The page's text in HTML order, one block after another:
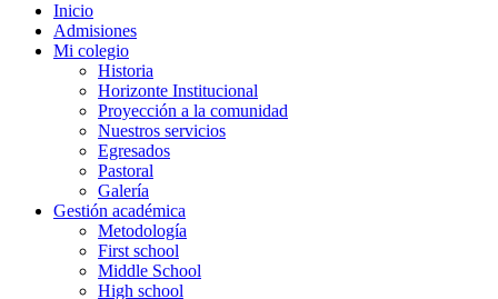
Inicio
Admisiones
Mi colegio
Historia
Horizonte Institucional
Proyección a la comunidad
Nuestros servicios
Egresados
Pastoral
Galería
Gestión académica
Metodología
First school
Middle School
High school